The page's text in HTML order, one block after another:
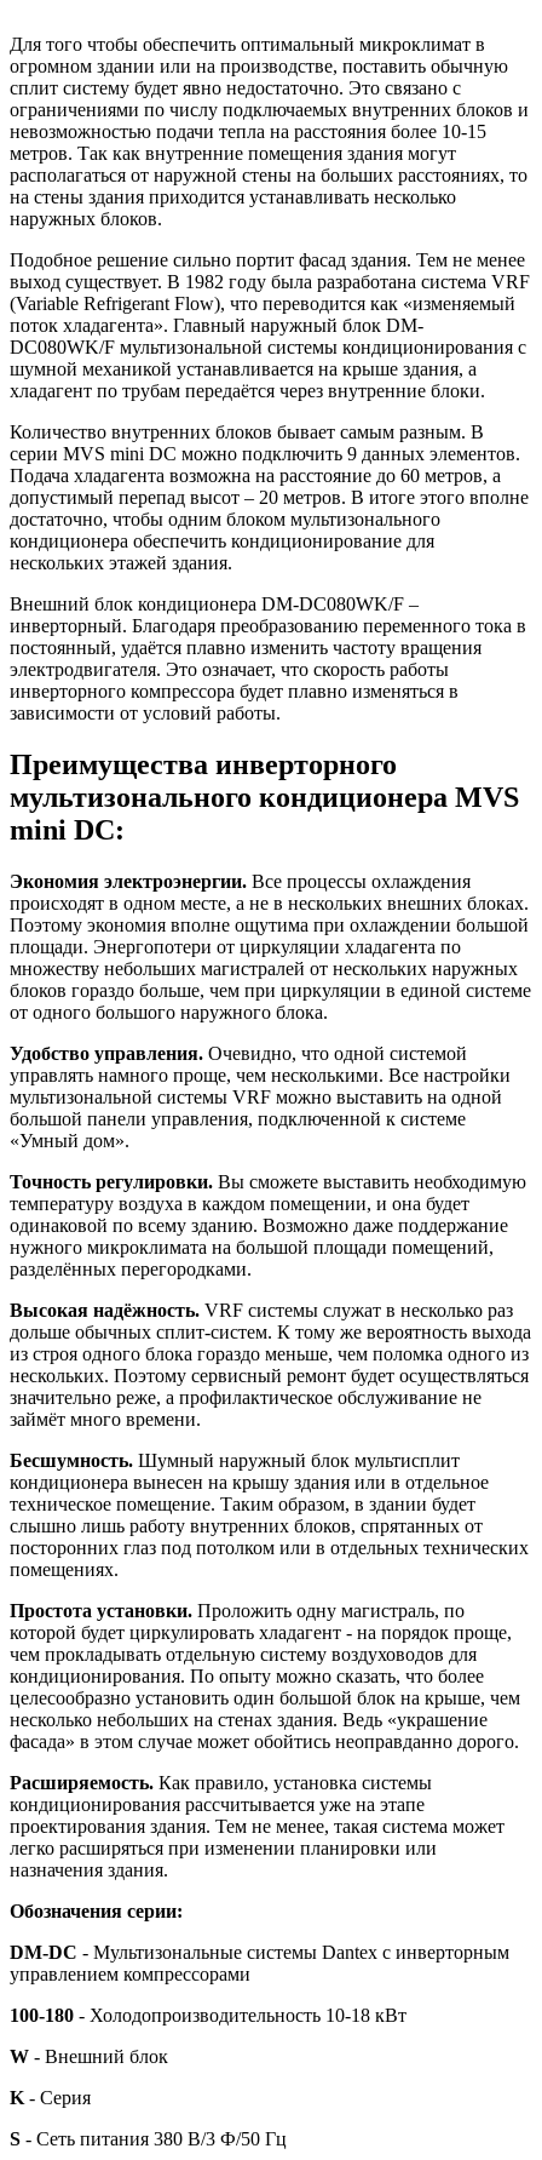
Для того чтобы обеспечить оптимальный микроклимат в
огромном здании или на производстве, поставить обычную
сплит систему будет явно недостаточно. Это связано с
ограничениями по числу подключаемых внутренних блоков и
невозможностью подачи тепла на расстояния более 10-15
метров. Так как внутренние помещения здания могут
располагаться от наружной стены на больших расстояниях, то
на стены здания приходится устанавливать несколько
наружных блоков.
Подобное решение сильно портит фасад здания. Тем не менее
выход существует. В 1982 году была разработана система VRF
(Variable Refrigerant Flow), что переводится как «изменяемый
поток хладагента». Главный наружный блок DM-
DC080WK/F мультизональной системы кондиционирования с
шумной механикой устанавливается на крыше здания, а
хладагент по трубам передаётся через внутренние блоки.
Количество внутренних блоков бывает самым разным. В
серии MVS mini DC можно подключить 9 данных элементов.
Подача хладагента возможна на расстояние до 60 метров, а
допустимый перепад высот – 20 метров. В итоге этого вполне
достаточно, чтобы одним блоком мультизонального
кондиционера обеспечить кондиционирование для
нескольких этажей здания.
Внешний блок кондиционера DM-DC080WK/F –
инверторный. Благодаря преобразованию переменного тока в
постоянный, удаётся плавно изменить частоту вращения
электродвигателя. Это означает, что скорость работы
инверторного компрессора будет плавно изменяться в
зависимости от условий работы.
Преимущества инверторного
мультизонального кондиционера MVS
mini DC:
Экономия электроэнергии. Все процессы охлаждения
происходят в одном месте, а не в нескольких внешних блоках.
Поэтому экономия вполне ощутима при охлаждении большой
площади. Энергопотери от циркуляции хладагента по
множеству небольших магистралей от нескольких наружных
блоков гораздо больше, чем при циркуляции в единой системе
от одного большого наружного блока.
Удобство управления. Очевидно, что одной системой
управлять намного проще, чем несколькими. Все настройки
мультизональной системы VRF можно выставить на одной
большой панели управления, подключенной к системе
«Умный дом».
Точность регулировки. Вы сможете выставить необходимую
температуру воздуха в каждом помещении, и она будет
одинаковой по всему зданию. Возможно даже поддержание
нужного микроклимата на большой площади помещений,
разделённых перегородками.
Высокая надёжность. VRF системы служат в несколько раз
дольше обычных сплит-систем. К тому же вероятность выхода
из строя одного блока гораздо меньше, чем поломка одного из
нескольких. Поэтому сервисный ремонт будет осуществляться
значительно реже, а профилактическое обслуживание не
займёт много времени.
Бесшумность. Шумный наружный блок мультисплит
кондиционера вынесен на крышу здания или в отдельное
техническое помещение. Таким образом, в здании будет
слышно лишь работу внутренних блоков, спрятанных от
посторонних глаз под потолком или в отдельных технических
помещениях.
Простота установки. Проложить одну магистраль, по
которой будет циркулировать хладагент - на порядок проще,
чем прокладывать отдельную систему воздуховодов для
кондиционирования. По опыту можно сказать, что более
целесообразно установить один большой блок на крыше, чем
несколько небольших на стенах здания. Ведь «украшение
фасада» в этом случае может обойтись неоправданно дорого.
Расширяемость. Как правило, установка системы
кондиционирования рассчитывается уже на этапе
проектирования здания. Тем не менее, такая система может
легко расширяться при изменении планировки или
назначения здания.
Обозначения серии:
DM-DC - Мультизональные системы Dantex с инверторным
управлением компрессорами
100-180 - Холодопроизводительность 10-18 кВт
W - Внешний блок
K - Серия
S - Сеть питания 380 В/3 Ф/50 Гц